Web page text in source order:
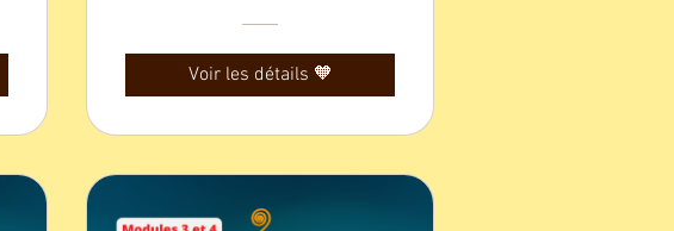
Voir les détails 🧡